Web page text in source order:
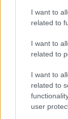
I want to
related to
I want to
related to
I want to
related to
user